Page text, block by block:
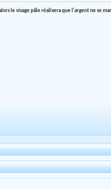
le visage pâle réalisera que l'argent ne se